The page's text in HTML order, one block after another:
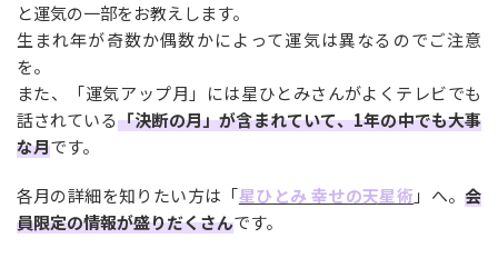
と運気の一部をお教えします。
生まれ年が奇数か偶数かによって運気は異なるのでご注意
を。
また、「運気アップ月」には星ひとみさんがよくテレビでも
話されている「決断の月」が含まれていて、1年の中でも大事
な月です。
各月の詳細を知りたい方は「星ひとみ 幸せの天星術 」へ。会
員限定の情報が盛りだくさんです。